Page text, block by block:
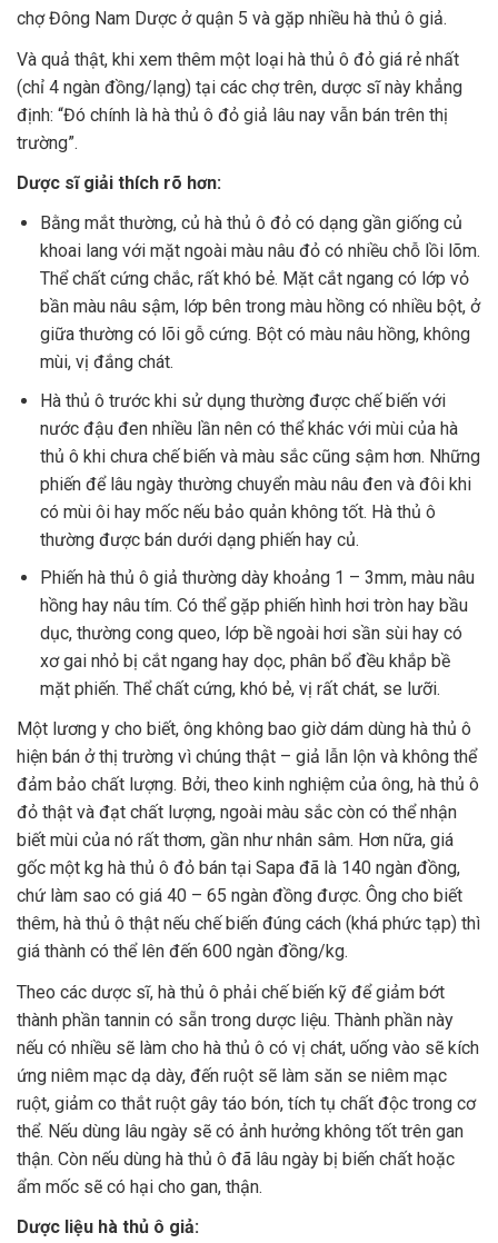
chợ Đông Nam Dược ở quận 5 và gặp nhiều hà thủ ô giả.
Và quả thật, khi xem thêm một loại hà thủ ô đỏ giá rẻ nhất
(chỉ 4 ngàn đồng/lạng) tại các chợ trên, dược sĩ này khẳng
định: “Đó chính là hà thủ ô đỏ giả lâu nay vẫn bán trên thị
trường”.
Dược sĩ giải thích rõ hơn:
Bằng mắt thường, củ hà thủ ô đỏ có dạng gần giống củ
khoai lang với mặt ngoài màu nâu đỏ có nhiều chỗ lồi lõm.
Thể chất cứng chắc, rất khó bẻ. Mặt cắt ngang có lớp vỏ
bần màu nâu sậm, lớp bên trong màu hồng có nhiều bột, ở
giữa thường có lõi gỗ cứng. Bột có màu nâu hồng, không
mùi, vị đắng chát.
Hà thủ ô trước khi sử dụng thường được chế biến với
nước đậu đen nhiều lần nên có thể khác với mùi của hà
thủ ô khi chưa chế biến và màu sắc cũng sậm hơn. Những
phiến để lâu ngày thường chuyển màu nâu đen và đôi khi
có mùi ôi hay mốc nếu bảo quản không tốt. Hà thủ ô
thường được bán dưới dạng phiến hay củ.
Phiến hà thủ ô giả thường dày khoảng 1 – 3mm, màu nâu
hồng hay nâu tím. Có thể gặp phiến hình hơi tròn hay bầu
dục, thường cong queo, lớp bề ngoài hơi sần sùi hay có
xơ gai nhỏ bị cắt ngang hay dọc, phân bổ đều khắp bề
mặt phiến. Thể chất cứng, khó bẻ, vị rất chát, se lưỡi.
Một lương y cho biết, ông không bao giờ dám dùng hà thủ ô
hiện bán ở thị trường vì chúng thật – giả lẫn lộn và không thể
đảm bảo chất lượng. Bởi, theo kinh nghiệm của ông, hà thủ ô
đỏ thật và đạt chất lượng, ngoài màu sắc còn có thể nhận
biết mùi của nó rất thơm, gần như nhân sâm. Hơn nữa, giá
gốc một kg hà thủ ô đỏ bán tại Sapa đã là 140 ngàn đồng,
chứ làm sao có giá 40 – 65 ngàn đồng được. Ông cho biết
thêm, hà thủ ô thật nếu chế biến đúng cách (khá phức tạp) thì
giá thành có thể lên đến 600 ngàn đồng/kg.
Theo các dược sĩ, hà thủ ô phải chế biến kỹ để giảm bớt
thành phần tannin có sẵn trong dược liệu. Thành phần này
nếu có nhiều sẽ làm cho hà thủ ô có vị chát, uống vào sẽ kích
ứng niêm mạc dạ dày, đến ruột sẽ làm săn se niêm mạc
ruột, giảm co thắt ruột gây táo bón, tích tụ chất độc trong cơ
thể. Nếu dùng lâu ngày sẽ có ảnh hưởng không tốt trên gan
thận. Còn nếu dùng hà thủ ô đã lâu ngày bị biến chất hoặc
ẩm mốc sẽ có hại cho gan, thận.
Dược liệu hà thủ ô giả: